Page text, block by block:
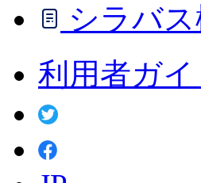
シラバ
利用者ガ